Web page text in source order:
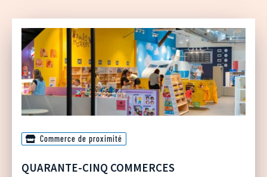
Commerce de proximité
QUARANTE-CINQ COMMERCES